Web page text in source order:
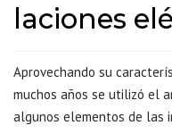
laciones
Aprovechando su
muchos años se utilizó el
algunos elementos de las